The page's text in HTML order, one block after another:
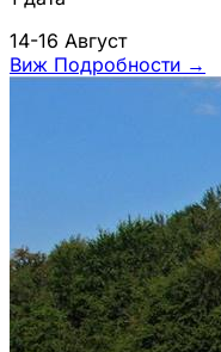
14-16 Август
Виж Подробности →